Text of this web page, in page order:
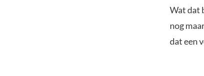
Wat dat
nog
dat een